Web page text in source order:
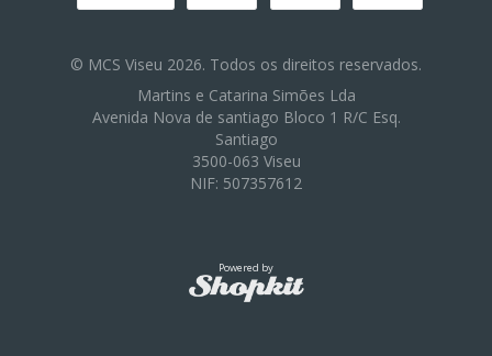
© MCS Viseu 2026. Todos os direitos reservados.
Martins e Catarina Simões Lda
Avenida Nova de santiago Bloco 1 R/C Esq.
Santiago
3500-063 Viseu
NIF: 507357612
Powered by